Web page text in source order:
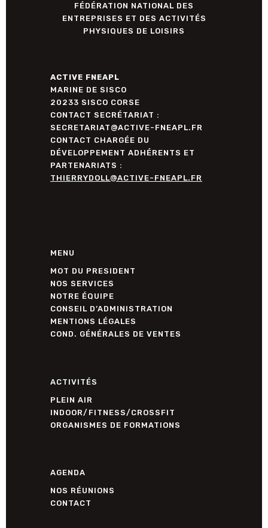
FÉDÉRATION NATIONAL DES
ENTREPRISES ET DES ACTIVITÉS
PHYSIQUES DE LOISIRS
ACTIVE FNEAPL
MARINE DE SISCO
20233 SISCO CORSE
CONTACT SECRÉTARIAT :
SECRETARIAT@ACTIVE-FNEAPL.FR
CONTACT CHARGÉE DU
DÉVELOPPEMENT ADHÉRENTS ET
PARTENARIATS :
THIERRYDOLL@ACTIVE-FNEAPL.FR
MENU
MOT DU PRESIDENT
NOS SERVICES
NOTRE ÉQUIPE
CONSEIL D’ADMINISTRATION
MENTIONS LÉGALES
COND. GÉNÉRALES DE VENTES
ACTIVITÉS
PLEIN AIR
INDOOR/FITNESS/CROSSFIT
ORGANISMES DE FORMATIONS
AGENDA
NOS RÉUNIONS
CONTACT